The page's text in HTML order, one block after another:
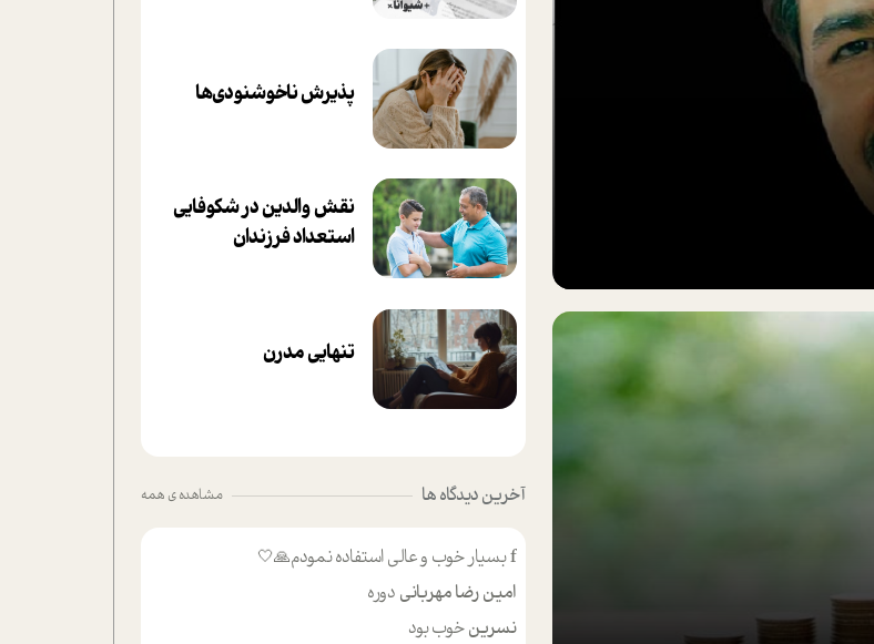
پذیرش ناخوشنودی‌ها
نقش والدین در شکوفا‌یی
ا‌ستعداد فرزندان‌
تنهایی مدرن
آخرین دیدگاه ها مشاهده ی همه
fبسیار خوب و عالی استفاده نمودم🙏🤍
امین رضا مهربانی دوره
نسرینخوب بود